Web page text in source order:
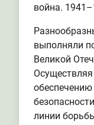
война.
выполняли
Великой
обеспечению
линии